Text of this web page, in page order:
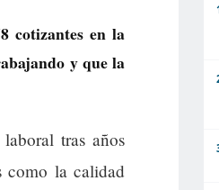
cotizantes en la
y que la
tras años
como la calidad